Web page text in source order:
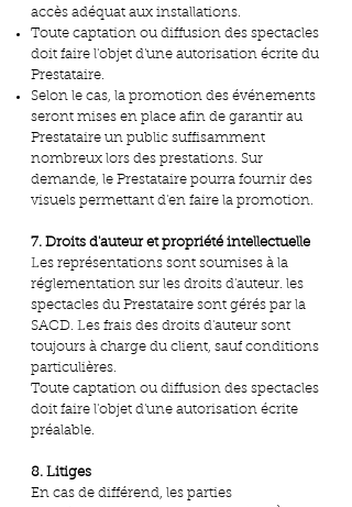
accès adéquat aux installations.
Toute captation ou diffusion des spectacles
doit faire l'objet d'une autorisation écrite du
Prestataire.
Selon le cas, la promotion des événements
seront mises en place afin de garantir au
Prestataire un public suffisamment
nombreux lors des prestations. Sur
demande, le Prestataire pourra fournir des
visuels permettant d'en faire la promotion.
7. Droits d'auteur et propriété intellectuelle
Les représentations sont soumises à la
réglementation sur les droits d'auteur. les
spectacles du Prestataire sont gérés par la
SACD. Les frais des droits d'auteur sont
toujours à charge du client, sauf conditions
particulières.
Toute captation ou diffusion des spectacles
doit faire l'objet d'une autorisation écrite
préalable.
8. Litiges
En cas de différend, les parties